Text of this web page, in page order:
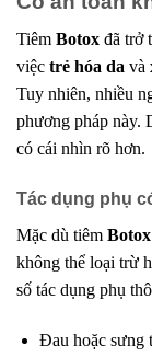
Tiêm Botox đã trở
việc trẻ hóa da và
Tuy nhiên, nhiều
phương pháp này.
có cái nhìn rõ hơn.
Tác dụng phụ
Mặc dù tiêm Botox
không thể loại trừ
số tác dụng phụ
Đau hoặc sưng